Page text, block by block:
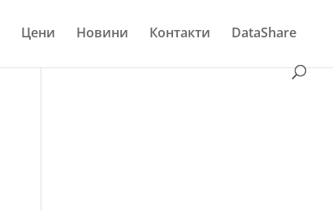
Цени Новини Контакти DataShare